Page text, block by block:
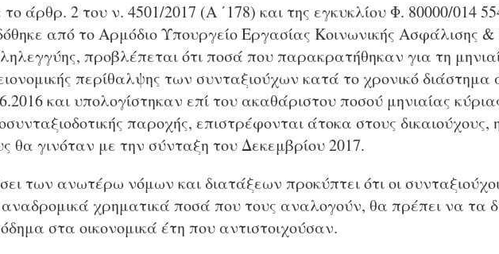
άρθρ. 2 του ν. 4501/2017 (Α ΄178) και της εγκυκλίου Φ. 80000/014
από το Αρμόδιο Υπουργείο Εργασίας Κοινωνικής Ασφάλισης &
προβλέπεται ότι ποσά που παρακρατήθηκαν για τη
περίθαλψης των συνταξιούχων κατά το χρονικό διάστημα
και υπολογίστηκαν επί του ακαθάριστου ποσού μηνιαίας
παροχής, επιστρέφονται άτοκα στους δικαιούχους,
θα γινόταν με την σύνταξη του Δεκεμβρίου 2017.
των ανωτέρω νόμων και διατάξεων προκύπτει ότι οι
χρηματικά ποσά που τους αναλογούν, θα πρέπει να τα
στα οικονομικά έτη που αντιστοιχούσαν.